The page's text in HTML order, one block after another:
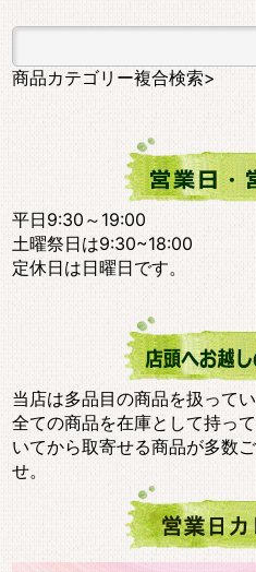
商品カテゴリー複合検索>
平日9:30～19:00
土曜祭日は9:30~18:00
定休日は日曜日です。
当店は多品目の商品を扱って
全ての商品を在庫として持っ
いてから取寄せる商品が多数
せ。